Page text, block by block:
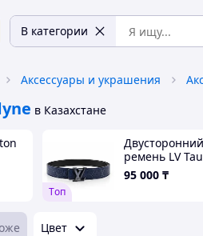
В категории
Аксессуары и украшения
в Казахстане
Tоп
Двусторонний
ремень LV
мм Blue из
кожи
95 000 ₸
Цвет